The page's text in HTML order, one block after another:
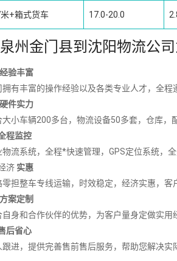
+箱式货车 17.0-20.0
州金门县到沈阳物流公
验丰富
拥有丰富的操作经验以及各类专业人才，全程
件实力
大小车辆200多台，物流设备50多套，仓库，
程监控
物流系统，全程*快速管理，GPS定位系统，
济 实惠
零担整车专线运输，时效稳定，经济实惠，客
案定制
自身和合作伙伴的优势，为客户量身定做实用
后省心
跟进，提供完善售前售后服务，帮助您解决实